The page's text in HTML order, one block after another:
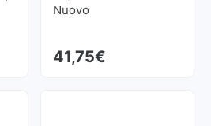
Nuovo
41,75€